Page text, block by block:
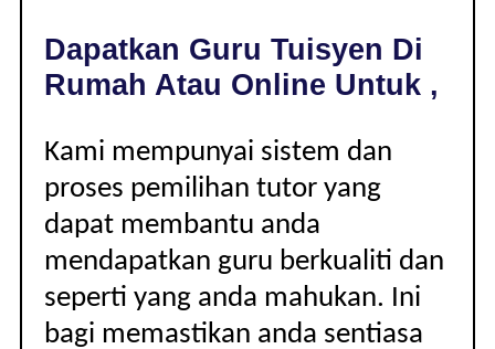
Dapatkan Guru Tuisyen Di
Rumah Atau Online Untuk ,
Kami mempunyai sistem dan
proses pemilihan tutor yang
dapat membantu anda
mendapatkan guru berkualiti dan
seperti yang anda mahukan. Ini
bagi memastikan anda sentiasa